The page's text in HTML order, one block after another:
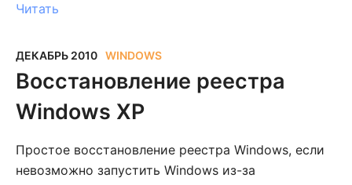
Читать
ДЕКАБРЬ 2010 WINDOWS
Восстановление реестра
Windows XP
Простое восстановление реестра Windows, если
невозможно запустить Windows из-за